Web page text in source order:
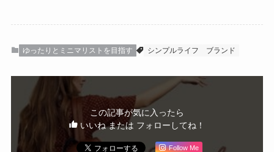
ゆったりとミニマリストを目指す シンプルライフ ブランド
この記事が気に入ったら
いいね または フォローしてね！
Follow Me